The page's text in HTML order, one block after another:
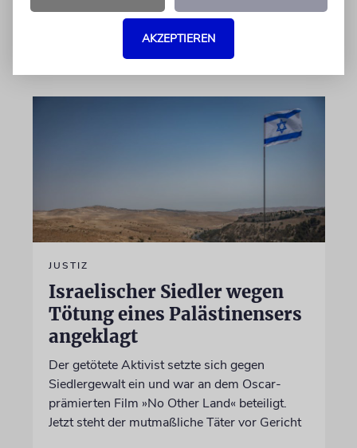
von Felix Schotland
JUSTIZ
Israelischer Siedler wegen
Tötung eines Palästinensers
angeklagt
Der getötete Aktivist setzte sich gegen
Siedlergewalt ein und war an dem Oscar-
prämierten Film »No Other Land« beteiligt.
Jetzt steht der mutmaßliche Täter vor Gericht
AKZEPTIEREN